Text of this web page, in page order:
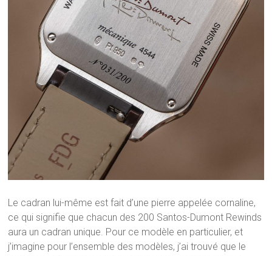
Le cadran lui-même est fait d’une pierre appelée cornaline,
ce qui signifie que chacun des 200 Santos-Dumont Rewinds
aura un cadran unique. Pour ce modèle en particulier, et
j’imagine pour l’ensemble des modèles, j’ai trouvé que le